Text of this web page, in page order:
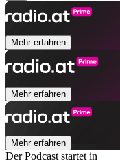
Mehr erfahren
Mehr erfahren
Mehr erfahren
Der Podcast startet in